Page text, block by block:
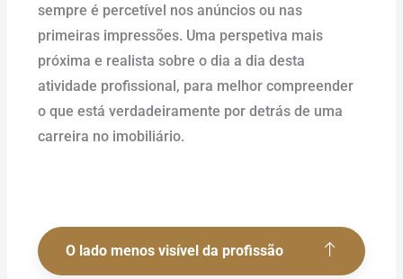
sempre é percetível nos anúncios ou nas
primeiras impressões. Uma perspetiva mais
próxima e realista sobre o dia a dia desta
atividade profissional, para melhor compreender
o que está verdadeiramente por detrás de uma
carreira no imobiliário.
O lado menos visível da profissão